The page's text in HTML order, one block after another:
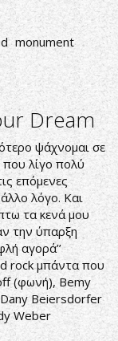
monument
Dream
ψάχνομαι σε
που λίγο πολύ
επόμενες
λόγο. Και
τα κενά μου
την ύπαρξη
αγορά’’
rock μπάντα που
(φωνή), Bemy
Beiersdorfer
Weber